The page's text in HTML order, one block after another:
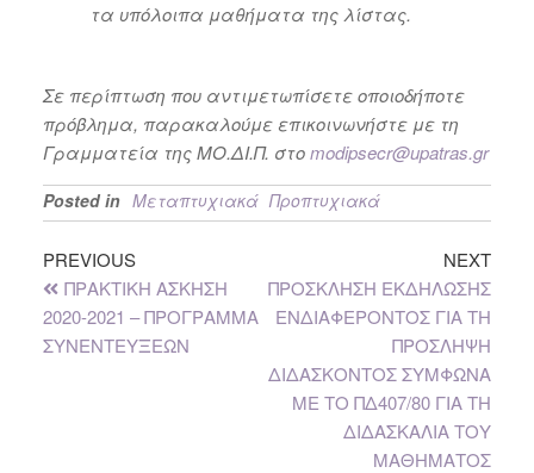
τα υπόλοιπα μαθήματα της λίστας.
Σε περίπτωση που αντιμετωπίσετε οποιοδήποτε
πρόβλημα, παρακαλούμε επικοινωνήστε με τη
Γραμματεία της ΜΟ.ΔΙ.Π. στοmodipsecr@upatras.gr
Posted in Μεταπτυχιακά Προπτυχιακά
PREVIOUS
ΠΡΑΚΤΙΚΗ ΑΣΚΗΣΗ
2020-2021 – ΠΡΟΓΡΑΜΜΑ
ΣΥΝΕΝΤΕΥΞΕΩΝ
NEXT
ΠΡΟΣΚΛΗΣΗ ΕΚΔΗΛΩΣΗΣ
ΕΝΔΙΑΦΕΡΟΝΤΟΣ ΓΙΑ ΤΗ
ΠΡΟΣΛΗΨΗ
ΔΙΔΑΣΚΟΝΤΟΣ ΣΥΜΦΩΝΑ
ΜΕ ΤΟ ΠΔ407/80 ΓΙΑ ΤΗ
ΔΙΔΑΣΚΑΛΙΑ ΤΟΥ
ΜΑΘΗΜΑΤΟΣ